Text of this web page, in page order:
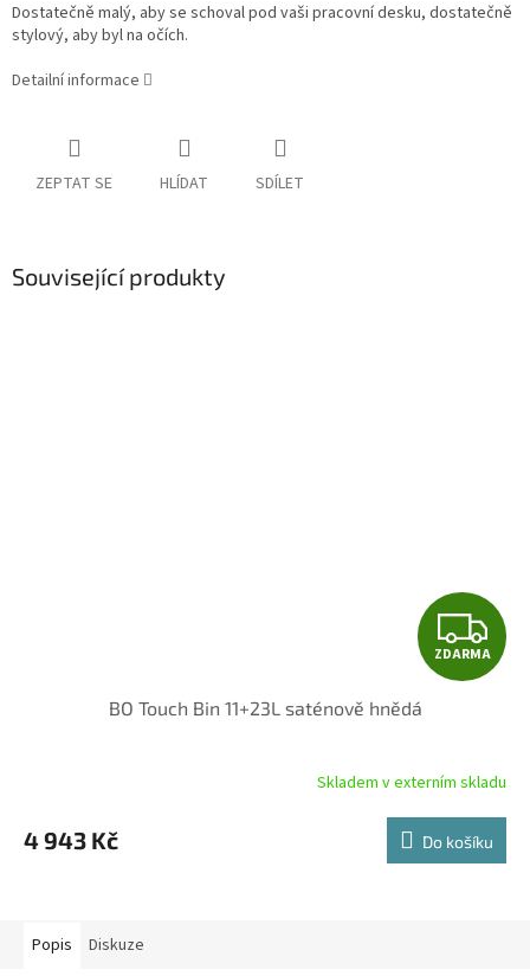
Dostatečně malý, aby se schoval pod vaši pracovní desku, dostatečně
stylový, aby byl na očích.
Detailní informace
ZEPTAT SE HLÍDAT SDÍLET
Související produkty
Z
D
R
M
A
ZDARMA
BO Touch Bin 11+23L saténově hnědá
Skladem v externím skladu
4 943 Kč Do košíku
Popis Diskuze